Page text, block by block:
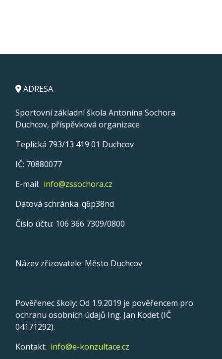
ADRESA
Sportovní základní škola Antonína Sochora
Duchcov, příspěvková organizace
Teplická 793/13 419 01 Duchcov
IČ: 70880077
E-mail: info@zssochora.cz
Datová schránka: q6p38nd
Číslo účtu: 106 366 7309/0800
Název zřizovatele: Město Duchcov
Pověřenec školy: Od 1.9.2019 je pověřencem pro
ochranu osobních údajů Ing. Jan Kodet (IČ
04171292).
Kontakt: info@e-konzultace.cz